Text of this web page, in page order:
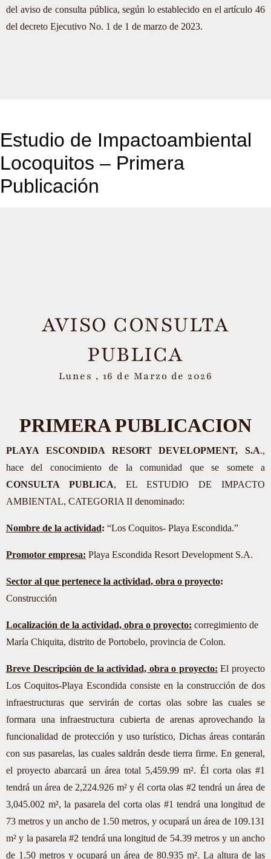
del aviso de consulta pública, según lo establecido en el artículo 46
del decreto Ejecutivo No. 1 de 1 de marzo de 2023.
Estudio de Impactoambiental
Locoquitos – Primera
Publicación
AVISO CONSULTA
PUBLICA
Lunes , 16 de Marzo de 2026
PRIMERA PUBLICACION
PLAYA ESCONDIDA RESORT DEVELOPMENT, S.A.,
hace del conocimiento de la comunidad que se somete a
CONSULTA PUBLICA, EL ESTUDIO DE IMPACTO
AMBIENTAL, CATEGORIA II denominado:
Nombre de la actividad: “Los Coquitos- Playa Escondida.”
Promotor empresa: Playa Escondida Resort Development S.A.
Sector al que pertenece la actividad, obra o proyecto:
Construcción
Localización de la actividad, obra o proyecto: corregimiento de
María Chiquita, distrito de Portobelo, provincia de Colon.
Breve Descripción de la actividad, obra o proyecto: El proyecto
Los Coquitos-Playa Escondida consiste en la construcción de dos
infraestructuras que servirán de cortas olas sobre las cuales se
formara una infraestructura cubierta de arenas aprovechando la
funcionalidad de protección y uso turístico, Dichas áreas contarán
con sus pasarelas, las cuales saldrán desde tierra firme. En general,
el proyecto abarcará un área total 5,459.99 m². Él corta olas #1
tendrá un área de 2,224.926 m² y él corta olas #2 tendrá un área de
3,045.002 m², la pasarela del corta olas #1 tendrá una longitud de
73 metros y un ancho de 1.50 metros, y ocupará un área de 109.131
m² y la pasarela #2 tendrá una longitud de 54.39 metros y un ancho
de 1.50 metros y ocupará un área de 80.935 m². La altura de las